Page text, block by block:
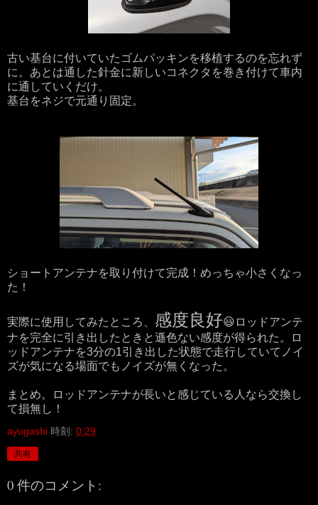
古い基台に付いていたゴムパッキンを移植するのを忘れず
に。あとは通した針金に新しいコネクタを巻き付けて車内
に通していくだけ。
基台をネジで元通り固定。
ショートアンテナを取り付けて完成！めっちゃ小さくなっ
た！
実際に使用してみたところ、 感度良好😃ロッドアンテ
ナを完全に引き出したときと遜色ない感度が得られた。ロ
ッドアンテナを3分の1引き出した状態で走行していてノイ
ズが気になる場面でもノイズが無くなった。
まとめ。ロッドアンテナが長いと感じている人なら交換し
て損無し！
ayugashi 時刻: 0:29
共有
0 件のコメント: